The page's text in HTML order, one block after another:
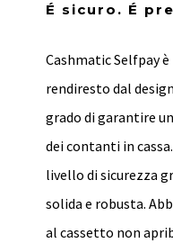
É sicuro. É
Cashmatic Selfpay
rendiresto dal
grado di garantire
dei contanti in
livello di sicurezza
solida e robusta.
al cassetto non